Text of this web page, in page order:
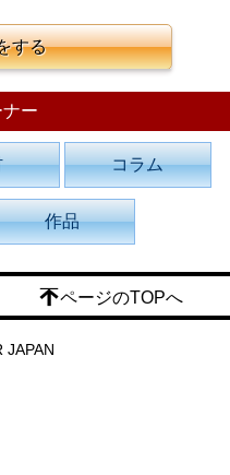
する
ナー
コラム
作品
ページのTOPへ
JAPAN